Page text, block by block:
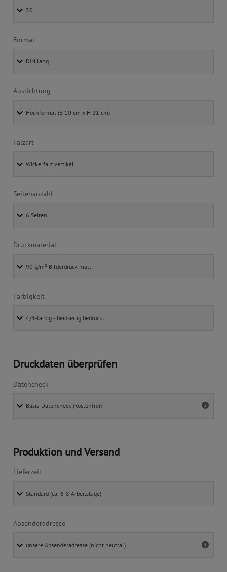
Format
Ausrichtung
Falzart
Seitenanzahl
Druckmaterial
Farbigkeit
Druckdaten überprüfen
Datencheck
Produktion und Versand
Lieferzeit
Absenderadresse